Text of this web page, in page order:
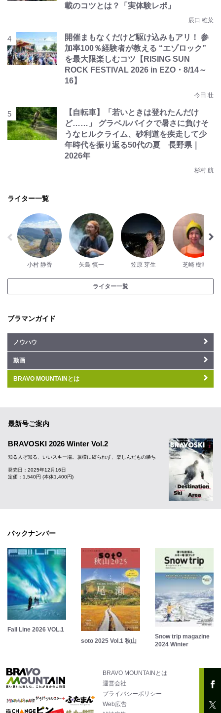
載のコツとは？「実体験レポ」
辰口 稚菜
開催まもなくだけど駆け込みもアリ！ 参
加率100％経験者が教える “エゾロック”
を最大限楽しむコツ【RISING SUN
ROCK FESTIVAL 2026 in EZO・8/14～
16】
今田 壮
【自転車】「若いときは登れたんだけ
ど……」 グラベルバイクで暑さに負けそ
うなヒルクライム、砂利道を疾走して少
年時代を振り返る50代の夏 長野県｜
2026年
杉村 航
ライター一覧
小村 静香 矢島 慎一 笠原 芽生 芝崎 樹里
ライター一覧
ブラマンガイド
ノウハウ
動画
BRAVO MOUNTAINとは
最新号ご案内
BRAVOSKI 2026 Winter Vol.2
知る人ぞ知る、いいスキー場。規模に縛られず、楽しんだもの勝ち
発売日：2025年12月16日
定価：1,540円 (本体1,400円)
バックナンバー
Fall Line 2026 VOL.1
soto 2025 Vol.1 秋山
Snow trip magazine
2024 Winter
BRAVO MOUNTAINとは
運営会社
プライバシーポリシー
Web広告